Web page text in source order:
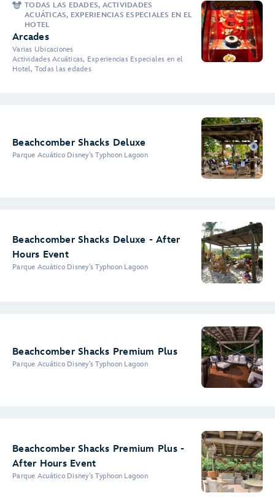
TODAS LAS EDADES, ACTIVIDADES
ACUÁTICAS, EXPERIENCIAS ESPECIALES EN EL
HOTEL
Arcades
Varias Ubicaciones
Actividades Acuáticas, Experiencias Especiales en el
Hotel, Todas las edades
Beachcomber Shacks Deluxe
Parque Acuático Disney’s Typhoon Lagoon
Beachcomber Shacks Deluxe - After
Hours Event
Parque Acuático Disney’s Typhoon Lagoon
Beachcomber Shacks Premium Plus
Parque Acuático Disney’s Typhoon Lagoon
Beachcomber Shacks Premium Plus -
After Hours Event
Parque Acuático Disney’s Typhoon Lagoon